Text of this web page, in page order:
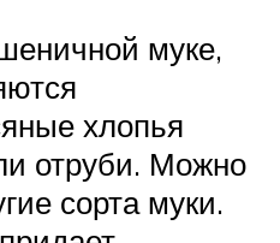
муке,
хлопья
отруби. Можно
сорта муки.